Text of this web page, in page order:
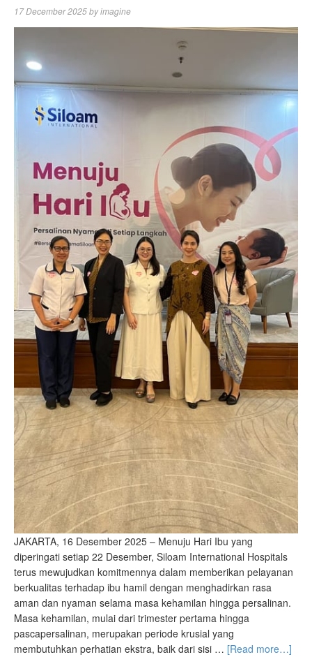
17 December 2025byimagine
JAKARTA, 16 Desember 2025 – Menuju Hari Ibu yang
diperingati setiap 22 Desember, Siloam International Hospitals
terus mewujudkan komitmennya dalam memberikan pelayanan
berkualitas terhadap ibu hamil dengan menghadirkan rasa
aman dan nyaman selama masa kehamilan hingga persalinan.
Masa kehamilan, mulai dari trimester pertama hingga
pascapersalinan, merupakan periode krusial yang
membutuhkan perhatian ekstra, baik dari sisi … [Read more…]